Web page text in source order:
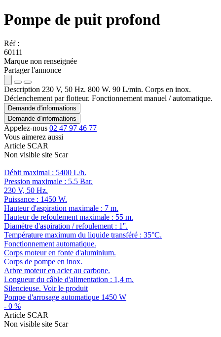
Pompe de puit profond
Réf :
60111
Marque non renseignée
Partager l'annonce
Description 230 V, 50 Hz. 800 W. 90 L/min. Corps en inox.
Déclenchement par flotteur. Fonctionnement manuel / automatique.
Demande d'informations
Demande d'informations
Appelez-nous 02 47 97 46 77
Vous aimerez aussi
Article SCAR
Non visible site Scar
Débit maximal : 5400 L/h.
Pression maximale : 5,5 Bar.
230 V, 50 Hz.
Puissance : 1450 W.
Hauteur d'aspiration maximale : 7 m.
Hauteur de refoulement maximale : 55 m.
Diamètre d'aspiration / refoulement : 1''.
Température maximum du liquide transféré : 35°C.
Fonctionnement automatique.
Corps moteur en fonte d'aluminium.
Corps de pompe en inox.
Arbre moteur en acier au carbone.
Longueur du câble d'alimentation : 1,4 m.
Silencieuse. Voir le produit
Pompe d'arrosage automatique 1450 W
- 0 %
Article SCAR
Non visible site Scar